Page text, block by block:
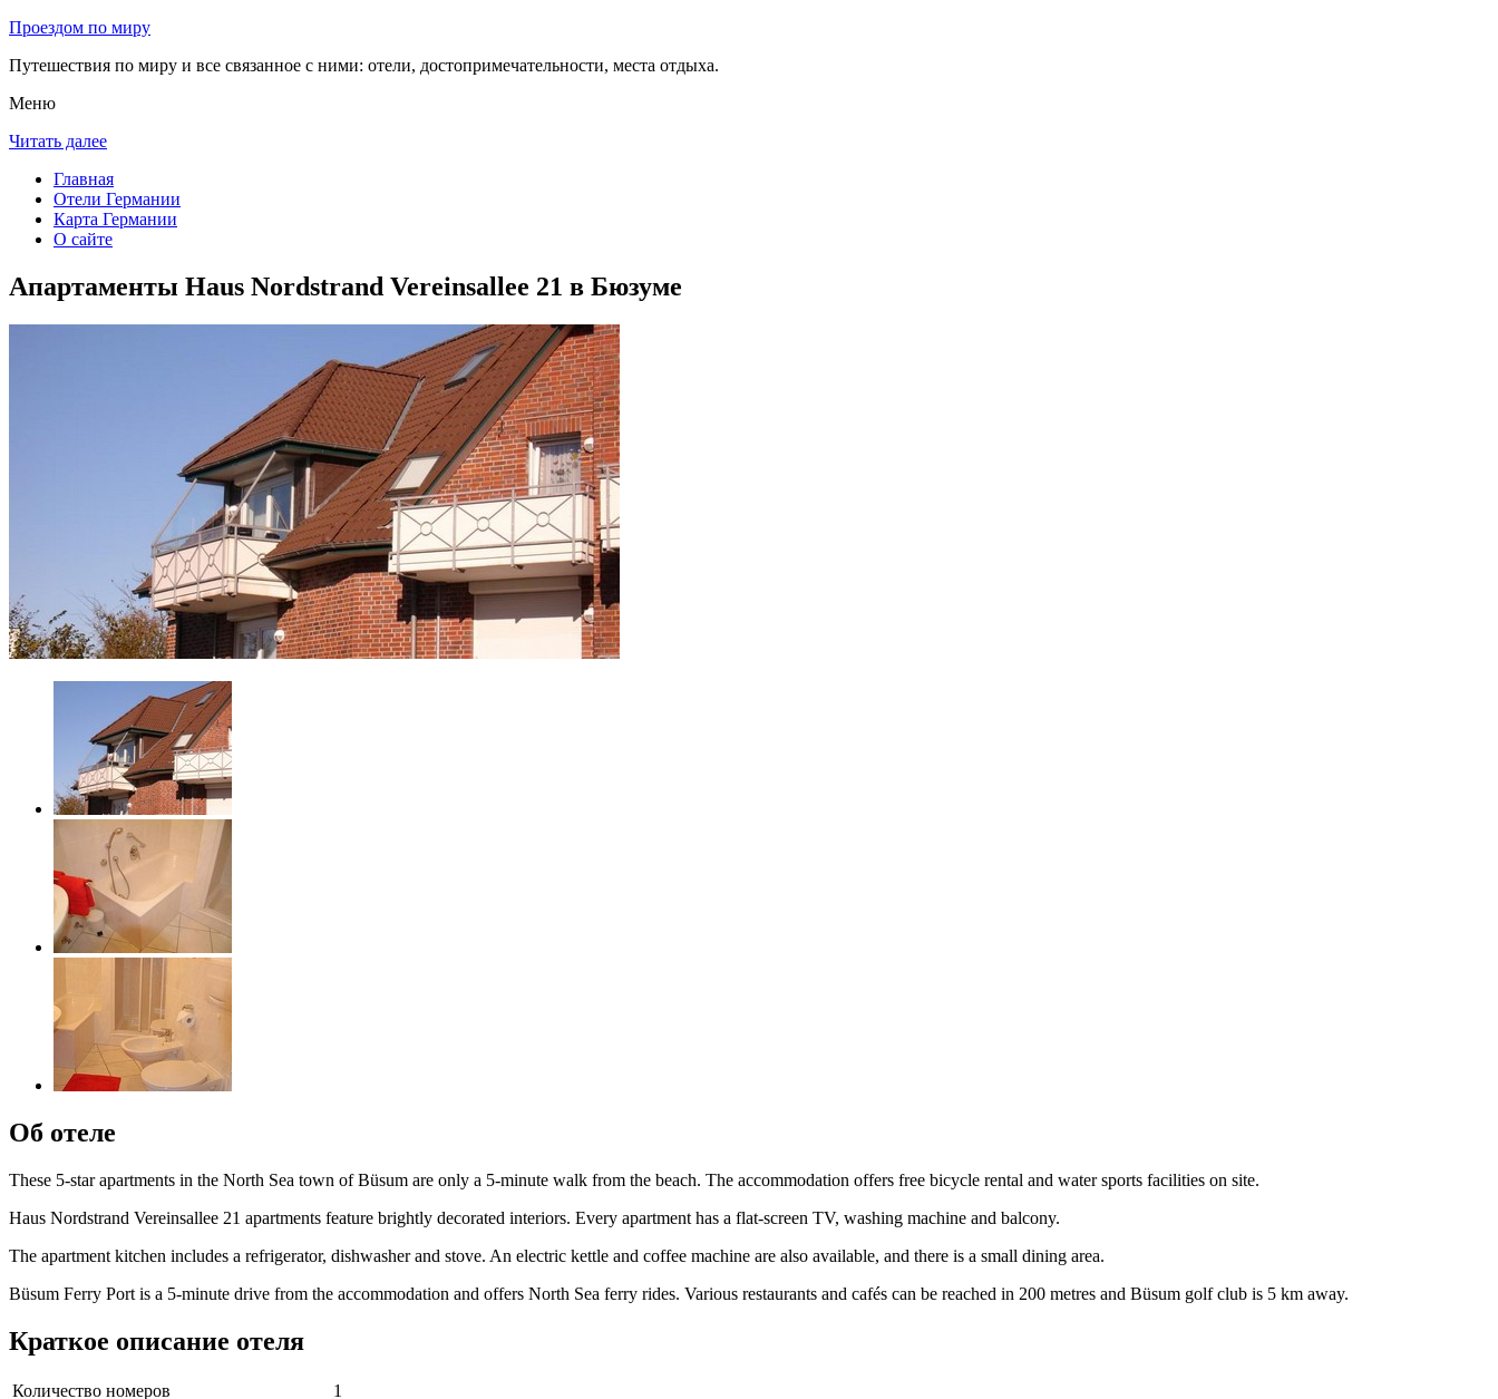
Проездом по миру
Путешествия по миру и все связанное с ними: отели, достопримечательности, места отдыха.
Меню
Читать далее
Главная
Отели Германии
Карта Германии
О сайте
Апартаменты Haus Nordstrand Vereinsallee 21 в Бюзуме
Об отеле
These 5-star apartments in the North Sea town of Büsum are only a 5-minute walk from the beach. The accommodation offers free bicycle rental and water sports facilities on site.
Haus Nordstrand Vereinsallee 21 apartments feature brightly decorated interiors. Every apartment has a flat-screen TV, washing machine and balcony.
The apartment kitchen includes a refrigerator, dishwasher and stove. An electric kettle and coffee machine are also available, and there is a small dining area.
Büsum Ferry Port is a 5-minute drive from the accommodation and offers North Sea ferry rides. Various restaurants and cafés can be reached in 200 metres and Büsum golf club is 5 km away.
Краткое описание отеля
Количество номеров
1